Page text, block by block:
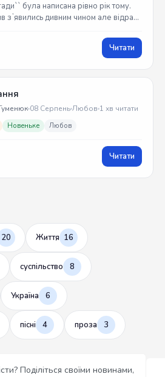
була написана рівно рік тому.
зʼявились дивним чином але відразу
Читати
08 СерпеньЛюбов 1 хв читати
Новеньке Любов
Читати
20 Життя 16
суспільство 8
Україна 6
пісні 4 проза 3
Поділіться своїми новинами,